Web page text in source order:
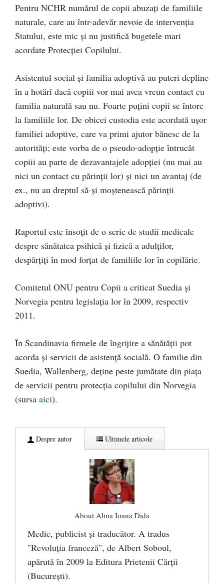
Pentru NCHR numărul de copii abuzați de familiile
naturale, care au într-adevăr nevoie de intervenția
Statului, este mic și nu justifică bugetele mari
acordate Protecției Copilului.
Asistentul social și familia adoptivă au puteri depline
în a hotărî dacă copiii vor mai avea vreun contact cu
familia naturală sau nu. Foarte puțini copii se întorc
la familiile lor. De obicei custodia este acordată ușor
familiei adoptive, care va primi ajutor bănesc de la
autorități; este vorba de o pseudo-adopție întrucât
copiii au parte de dezavantajele adopției (nu mai au
nici un contact cu părinții lor) și nici un avantaj (de
ex., nu au dreptul să-și moștenească părinții
adoptivi).
Raportul este însoțit de o serie de studii medicale
despre sănătatea psihică și fizică a adulților,
despărțiți în mod forțat de familiile lor în copilărie.
Comitetul ONU pentru Copii a criticat Suedia și
Norvegia pentru legislația lor în 2009, respectiv
2011.
În Scandinavia firmele de îngrijire a sănătății pot
acorda și servicii de asistență socială. O familie din
Suedia, Wallenberg, deține peste jumătate din piața
de servicii pentru protecția copilului din Norvegia
(sursa aici).
Despre autor Ultimele articole
About Alina Ioana Dida
Medic, publicist şi traducător. A tradus
"Revoluţia franceză", de Albert Soboul,
apărută în 2009 la Editura Prietenii Cărţii
(Bucureşti).